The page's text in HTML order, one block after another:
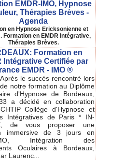
EMDR-IMO, Hypnose
Thérapies Brèves -
Agenda
en Hypnose Ericksonienne et
Formation en EMDR Intégrative,
Thérapies Brèves.
Formation en
Intégrative Certifiée par
EMDR - IMO ®
Après le succès rencontré lors
de notre formation au Diplôme
d'Hypnose de Bordeaux,
a décidé en collaboration
Collège d'Hypnose et
Intégratives de Paris * IN-
de vous proposer une
immersive de 3 jours en
IMO, Intégration des
Oculaires à Bordeaux,
Laurenc...